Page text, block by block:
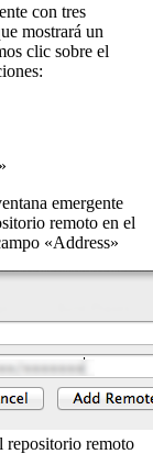
con tres
mostrará un
clic sobre el
emergente
remoto en el
«Address»
repositorio remoto